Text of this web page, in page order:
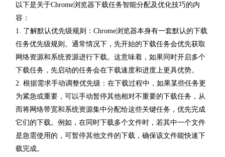
以下是关于Chrome浏览器下载任务智能分配及优化技巧的内
容：
1. 了解默认优先级规则：Chrome浏览器本身有一套默认的下载
任务优先级规则。通常情况下，先开始的下载任务会优先获取
网络资源和系统资源进行下载。这意味着，如果同时开启多个
下载任务，先启动的任务会在下载速度和进度上更具优势。
2. 根据需求手动调整优先级：在下载过程中，如果某些任务更
为紧急或重要，可以手动暂停其他相对不重要的下载任务，从
而将网络带宽和系统资源集中分配给这些关键任务，优先完成
它们的下载。例如，在同时下载多个文件时，若其中一个文件
是急需使用的，可暂停其他文件的下载，确保该文件能快速下
载完成。